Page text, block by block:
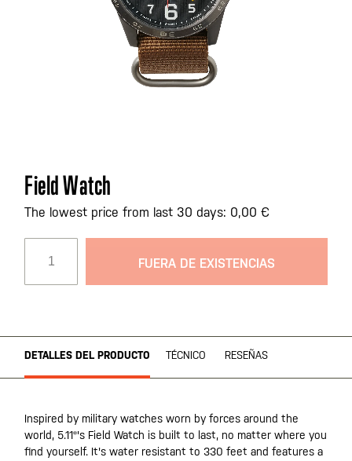
Saltar
al
comienzo
galería
de
Field Watch
The lowest price from last 30 days: 0,00 €
FUERA DE EXISTENCIAS
DETALLES DEL PRODUCTO TÉCNICO RESEÑAS
Inspired by military watches worn by forces around the
world, 5.11®'s Field Watch is built to last, no matter where you
find yourself. It's water resistant to 330 feet and features a